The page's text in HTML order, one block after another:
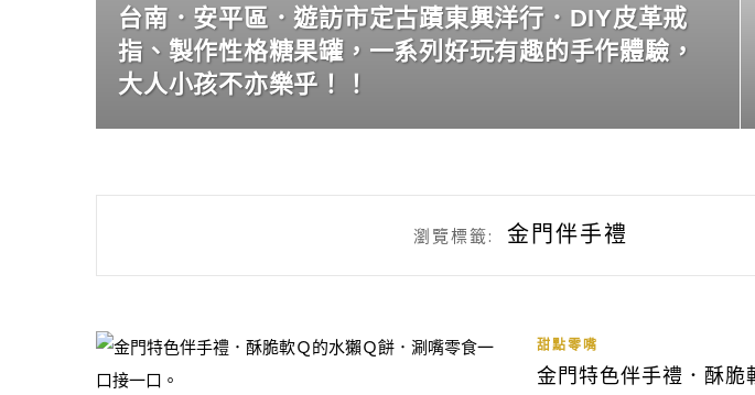
台南．安平區．遊訪市定古蹟東興洋行．DIY皮革戒
指、製作性格糖果罐，一系列好玩有趣的手作體驗，
大人小孩不亦樂乎！！
瀏覽標籤: 金門伴手禮
甜點零嘴
金門特色伴手禮．酥脆